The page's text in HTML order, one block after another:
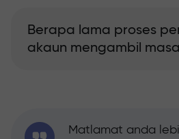
Berapa lama proses
akaun mengambil
Matlamat anda